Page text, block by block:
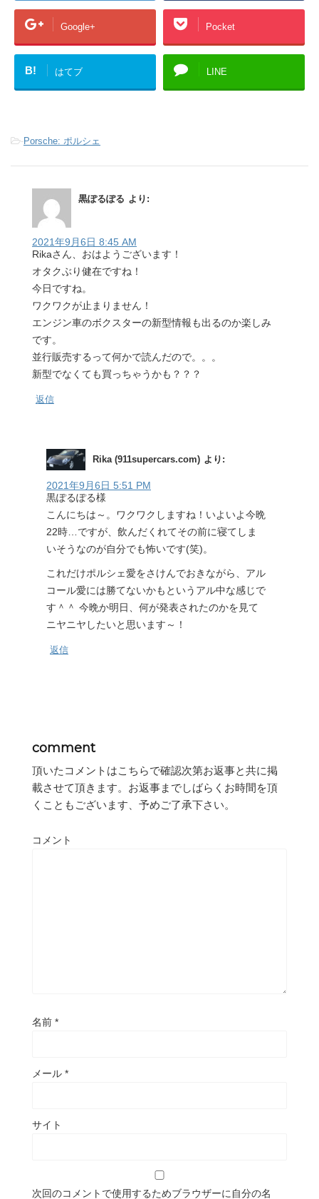
Google+ Pocket
B! はてブ LINE
-Porsche: ポルシェ
黒ぽるぽる より:
2021年9月6日 8:45 AM
Rikaさん、おはようございます！
オタクぶり健在ですね！
今日ですね。
ワクワクが止まりません！
エンジン車のボクスターの新型情報も出るのか楽しみ
です。
並行販売するって何かで読んだので。。。
新型でなくても買っちゃうかも？？？
返信
Rika (911supercars.com) より:
2021年9月6日 5:51 PM
黒ぽるぽる様
こんにちは～。ワクワクしますね！いよいよ今晩
22時…ですが、飲んだくれてその前に寝てしま
いそうなのが自分でも怖いです(笑)。
これだけポルシェ愛をさけんでおきながら、アル
コール愛には勝てないかもというアル中な感じで
す＾＾ 今晩か明日、何が発表されたのかを見て
ニヤニヤしたいと思います～！
返信
comment
頂いたコメントはこちらで確認次第お返事と共に掲
載させて頂きます。お返事までしばらくお時間を頂
くこともございます、予めご了承下さい。
コメント
名前 *
メール *
サイト
次回のコメントで使用するためブラウザーに自分の名